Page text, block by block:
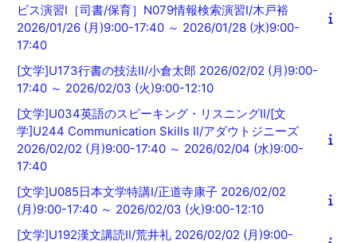
ビス演習Ⅰ［司書/保育］N079情報検索演習Ⅰ/木戸裕
2026/01/26 (月)9:00-17:40 ～ 2026/01/28 (水)9:00-
17:40
[文学]U173行書の技法Ⅱ/小倉太郎 2026/02/02 (月)9:00-
17:40 ～ 2026/02/03 (火)9:00-12:10
[文学]U034英語のスピーキング・リスニングⅡ/[文
学]U244 Communication Skills Ⅱ/アダウトジニーズ
2026/02/02 (月)9:00-17:40 ～ 2026/02/04 (水)9:00-
17:40
[文学]U085日本文学特講Ⅰ/正道寺康子 2026/02/02
(月)9:00-17:40 ～ 2026/02/03 (火)9:00-12:10
[文学]U192漢文講読Ⅱ/荒井礼 2026/02/02 (月)9:00-